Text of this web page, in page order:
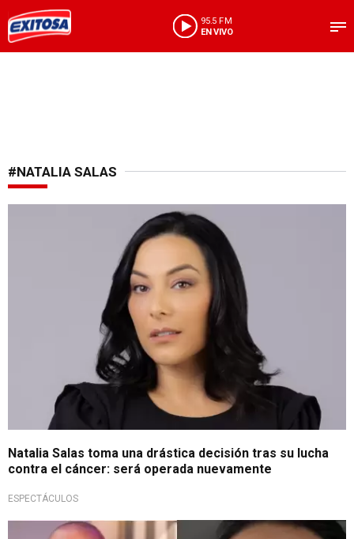
95.5 FM
EN VIVO
#NATALIA SALAS
Natalia Salas toma una drástica decisión tras su lucha
contra el cáncer: será operada nuevamente
ESPECTÁCULOS
¡Resiliente!